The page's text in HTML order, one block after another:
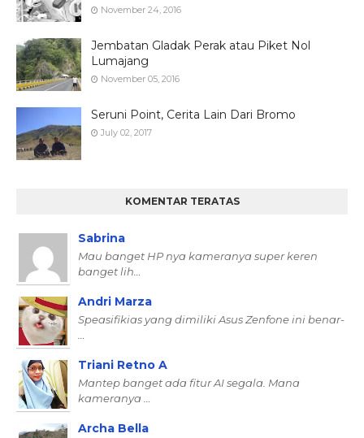
November 24, 2016
Jembatan Gladak Perak atau Piket Nol
Lumajang
November 05, 2016
Seruni Point, Cerita Lain Dari Bromo
July 02, 2017
KOMENTAR TERATAS
Sabrina
Mau banget HP nya kameranya super keren
banget lih…
Andri Marza
Speasifikias yang dimiliki Asus Zenfone ini benar-
Triani Retno A
Mantep banget ada fitur AI segala. Mana
kameranya …
Archa Bella